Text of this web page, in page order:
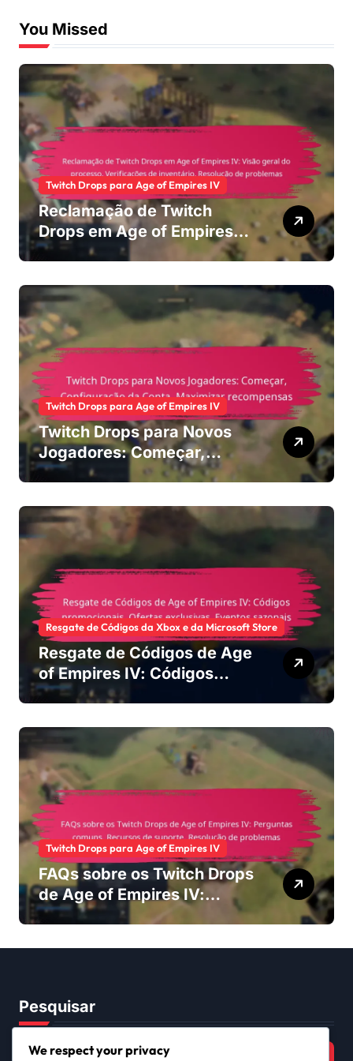
You Missed
Twitch Drops para Age of Empires IV
Reclamação de Twitch
Drops em Age of Empires
IV: Visão geral do
inventário, Resolução de
problemas
Twitch Drops para Age of Empires IV
Twitch Drops para Novos
Jogadores: Começar,
Configuração da Conta,
Resgate de Códigos da Xbox e da Microsoft Store
Resgate de Códigos de Age
of Empires IV: Códigos
promocionais, Ofertas
sazonais
Twitch Drops para Age of Empires IV
FAQs sobre os Twitch Drops
de Age of Empires IV:
Perguntas comuns,
Pesquisar
Search
We respect your privacy